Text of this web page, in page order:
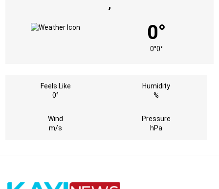
,
0°
0°0°
Feels Like
0°
Humidity
%
Wind
m/s
Pressure
hPa